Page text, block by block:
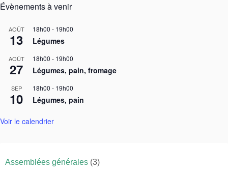
Évènements à venir
AOÛT
13
18h00 - 19h00
Légumes
AOÛT
27
18h00 - 19h00
Légumes, pain, fromage
SEP
10
18h00 - 19h00
Légumes, pain
Voir le calendrier
Assemblées générales (3)